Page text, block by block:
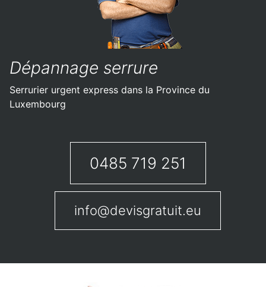
Dépannage serrure
Serrurier urgent express dans la Province du
Luxembourg
0485 719 251
info@devisgratuit.eu